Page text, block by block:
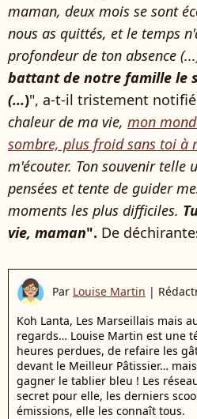
maman, deux mois se sont
nous as quittés, et le temps
profondeur de ton absence
battant de notre famille le
(...)", a-t-il tristement
chaleur de ma vie, mon
sombre, plus froid sans toi à
m'écouter. Ton souvenir telle
pensées et tente de guider
moments les plus difficiles.
vie, maman". De
Par Louise Martin |
Koh Lanta, Les Marseillais mais
regards… Louise Martin est une
heures perdues, de refaire les
devant le Meilleur Pâtissier…
gagner le tablier bleu ! Les
secret pour elle, les derniers
émissions, elle les connaît tous.